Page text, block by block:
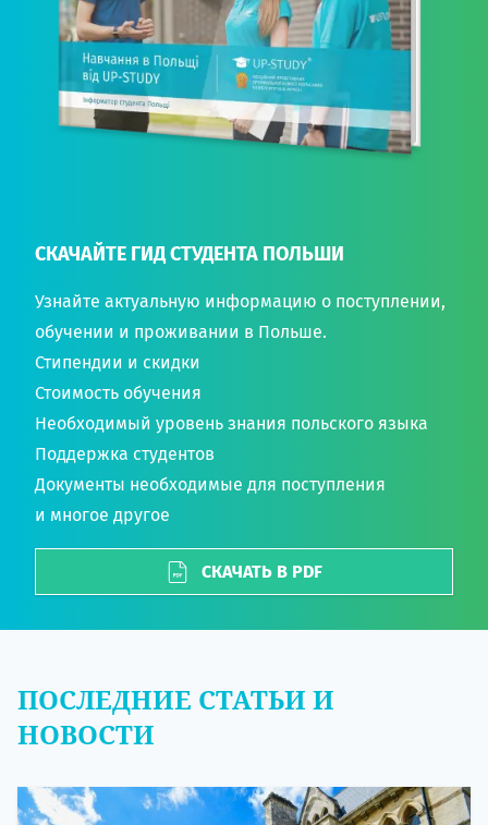
СКАЧАЙТЕ ГИД СТУДЕНТА ПОЛЬШИ
Узнайте актуальную информацию о поступлении,
обучении и проживании в Польше.
Стипендии и скидки
Стоимость обучения
Необходимый уровень знания польского языка
Поддержка студентов
Документы необходимые для поступления
и многое другое
СКАЧАТЬ В PDF
ПОСЛЕДНИЕ СТАТЬИ И
НОВОСТИ